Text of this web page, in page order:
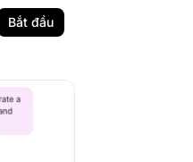
Bắt đầu